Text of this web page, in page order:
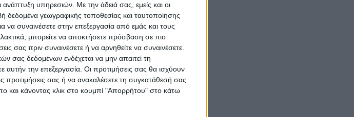
ανάπτυξη υπηρεσιών. Με την άδειά σας, εμείς και οι
δεδομένα γεωγραφικής τοποθεσίας και ταυτοποίησης
συναινέσετε στην επεξεργασία από εμάς και τους
μπορείτε να αποκτήσετε πρόσβαση σε πιο
σας πριν συναινέσετε ή να αρνηθείτε να συναινέσετε.
σας δεδομένων ενδέχεται να μην απαιτεί τη
αυτήν την επεξεργασία. Οι προτιμήσεις σας θα ισχύουν
προτιμήσεις σας ή να ανακαλέσετε τη συγκατάθεσή σας
και κάνοντας κλικ στο κουμπί "Απορρήτου" στο κάτω